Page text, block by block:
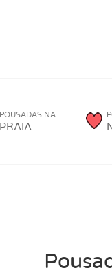
POUSADAS NA
PRAIA